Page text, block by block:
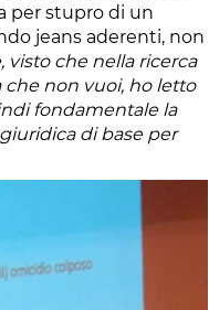
per stupro di un
jeans aderenti, non
visto che nella ricerca
che non vuoi, ho letto
fondamentale la
di base per